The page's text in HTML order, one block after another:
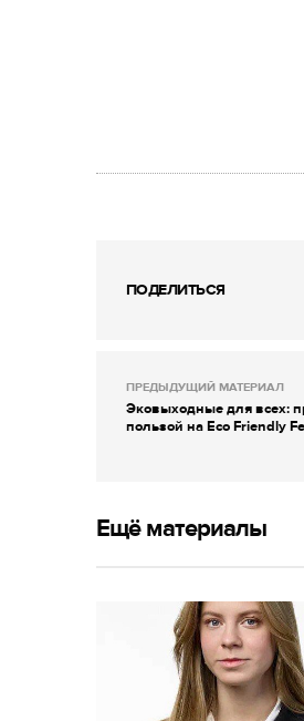
ПОДЕЛИТЬСЯ
ПРЕДЫДУЩИЙ МАТЕРИАЛ
Эковыходные для всех:
пользой на Eco Friendly
Ещё материалы